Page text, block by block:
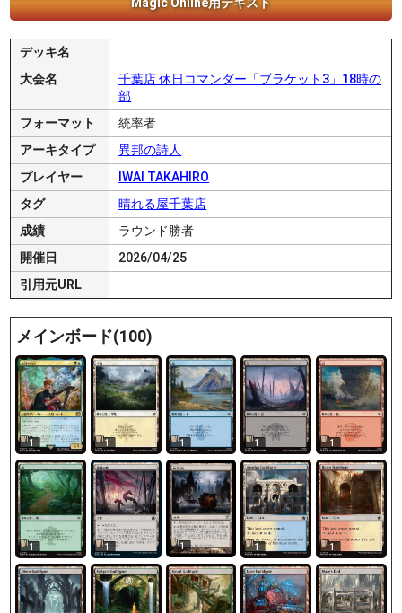
デッキ名
大会名
千葉店 休日コマンダー「ブラケット3」18時の
部
フォーマット
統率者
アーキタイプ
異邦の詩人
プレイヤー
IWAI TAKAHIRO
タグ
晴れる屋千葉店
成績
ラウンド勝者
開催日
2026/04/25
引用元URL
メインボード(100)
1 1 1 1 1
1 1 1 1 1